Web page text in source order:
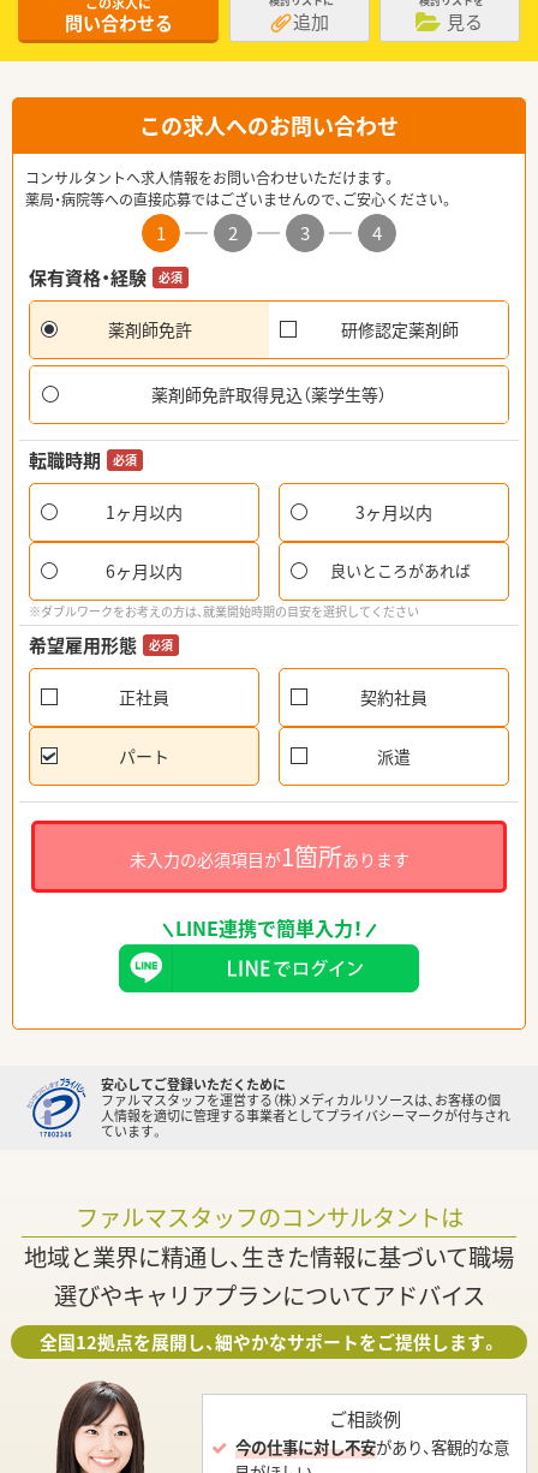
問い合わせる 追加 見る
この求人へのお問い合わせ
コンサルタントへ求人情報をお問い合わせいただけます。
薬局・病院等への直接応募ではございませんので、ご安心ください。
1 2 3
4
保有資格・経験
必須
薬剤師免許 研修認定薬剤師
薬剤師免許取得見込（薬学生等）
転職時期 必須
1ヶ月以内 3ヶ月以内
6ヶ月以内 良いところがあれば
※ダブルワークをお考えの方は、就業開始時期の目安を選択してください
希望雇用形態 必須
正社員 契約社員
パート 派遣
未入力の必須項目が1箇所あります
LINE連携で簡単入力！
安心してご登録いただくために
ファルマスタッフを運営する（株）メディカルリソースは、お客様の個
人情報を適切に管理する事業者としてプライバシーマークが付与され
ています。
ファルマスタッフのコンサルタントは
地域と業界に精通し、生きた情報に基づいて職場
選びやキャリアプランについてアドバイス
全国12拠点を展開し、細やかなサポートをご提供します。
ご相談例
今の仕事に対し不安があり、客観的な意